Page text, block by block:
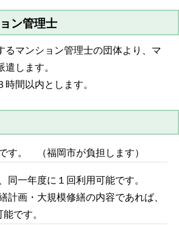
ン管理士
マンション管理士の団体より、マ
遣します。
以内とします。
す。 （福岡市が負担します）
同一年度に１回利用可能です。
計画・大規模修繕の内容であれば、
です。